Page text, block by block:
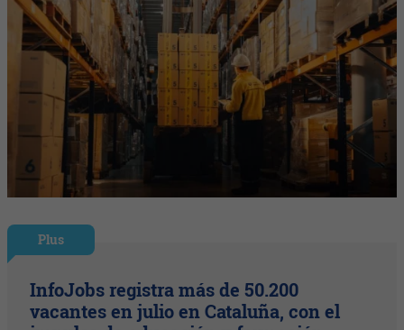
Plus
InfoJobs registra más de 50.200
vacantes en julio en Cataluña, con el